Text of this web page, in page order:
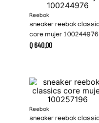
Reebok
sneaker reebok
core mujer 100244976
Q640.00
Reebok
sneaker reebok